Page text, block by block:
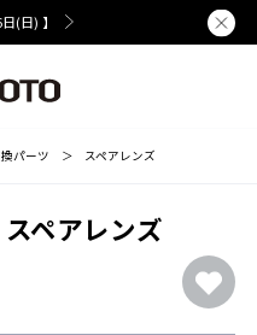
(日) 】 熊本県で
パーツ ＞ スペアレンズ
ペアレンズ